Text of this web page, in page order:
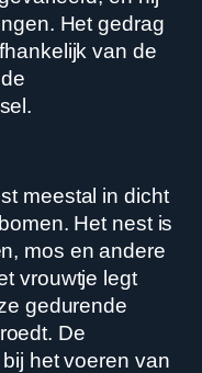
Het gedrag
van de
meestal in dicht
Het nest is
mos en andere
vrouwtje legt
gedurende
De
het voeren van